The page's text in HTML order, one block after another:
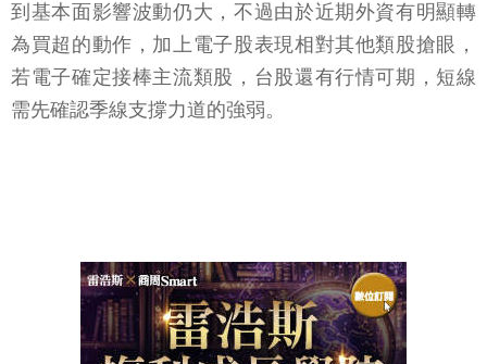
到基本面影響波動仍大，不過由於近期外資有明顯轉
為買超的動作，加上電子股表現相對其他類股搶眼，
若電子確定接棒主流類股，台股還有行情可期，短線
需先確認季線支撐力道的強弱。